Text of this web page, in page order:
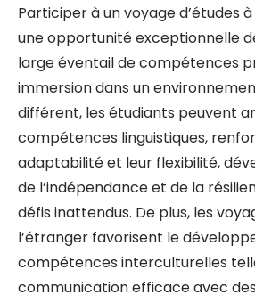
Participer à un voyage d’études
une opportunité exceptionnelle
large éventail de compétences
immersion dans un
différent, les étudiants peuvent
compétences linguistiques,
adaptabilité et leur flexibilité,
de l’indépendance et de la
défis inattendus. De plus, les
l’étranger favorisent le
compétences interculturelles
communication efficace avec